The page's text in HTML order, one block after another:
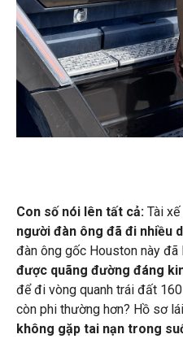
Con số nói lên tất cả: Tài xế
người đàn ông đã đi nhiều
đàn ông gốc Houston này đã
được quãng đường đáng
để đi vòng quanh trái đất
còn phi thường hơn? Hồ sơ
không gặp tai nạn trong